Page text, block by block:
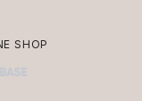
SHOP